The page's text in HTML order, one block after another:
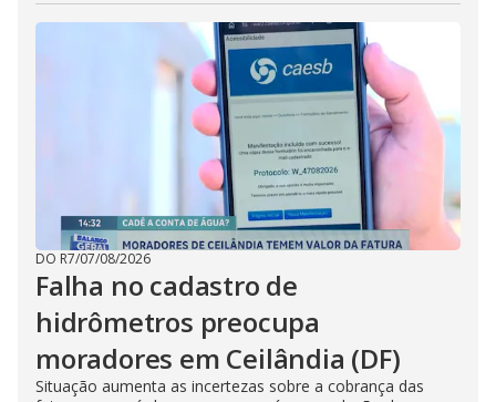
DO R7/07/08/2026
Falha no cadastro de
hidrômetros preocupa
moradores em Ceilândia (DF)
Situação aumenta as incertezas sobre a cobrança das